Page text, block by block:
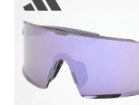
Miten
se
oikein,
missä